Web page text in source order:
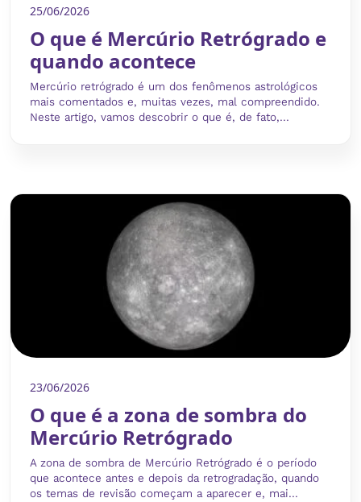
25/06/2026
O que é Mercúrio Retrógrado e
quando acontece
Mercúrio retrógrado é um dos fenômenos astrológicos
mais comentados e, muitas vezes, mal compreendido.
Neste artigo, vamos descobrir o que é, de fato,...
23/06/2026
O que é a zona de sombra do
Mercúrio Retrógrado
A zona de sombra de Mercúrio Retrógrado é o período
que acontece antes e depois da retrogradação, quando
os temas de revisão começam a aparecer e, mai...